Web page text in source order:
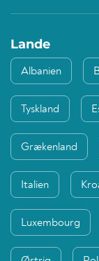
Lande
Albanien
Tyskland
Grækenland
Italien
Luxembourg